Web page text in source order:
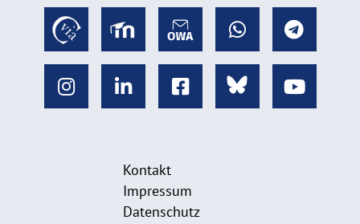
Kontakt
Impressum
Datenschutz